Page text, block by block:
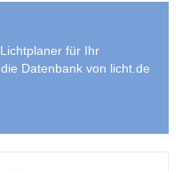
für Ihr
Datenbank von licht.de